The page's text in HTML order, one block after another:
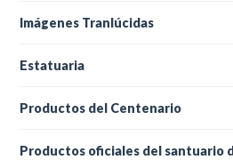
Imágenes Tranlúcidas
Estatuaria
Productos del Centenario
Productos oficiales del santuario